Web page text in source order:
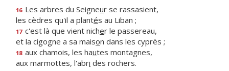
16 Les arbres du Seigneur se rassasient,
les cèdres qu'il a plantés au Liban ;
17 c'est là que vient nicher le passereau,
et la cigogne a sa maison dans les cyprès ;
18 aux chamois, les hautes montagnes,
aux marmottes, l'abri des rochers.